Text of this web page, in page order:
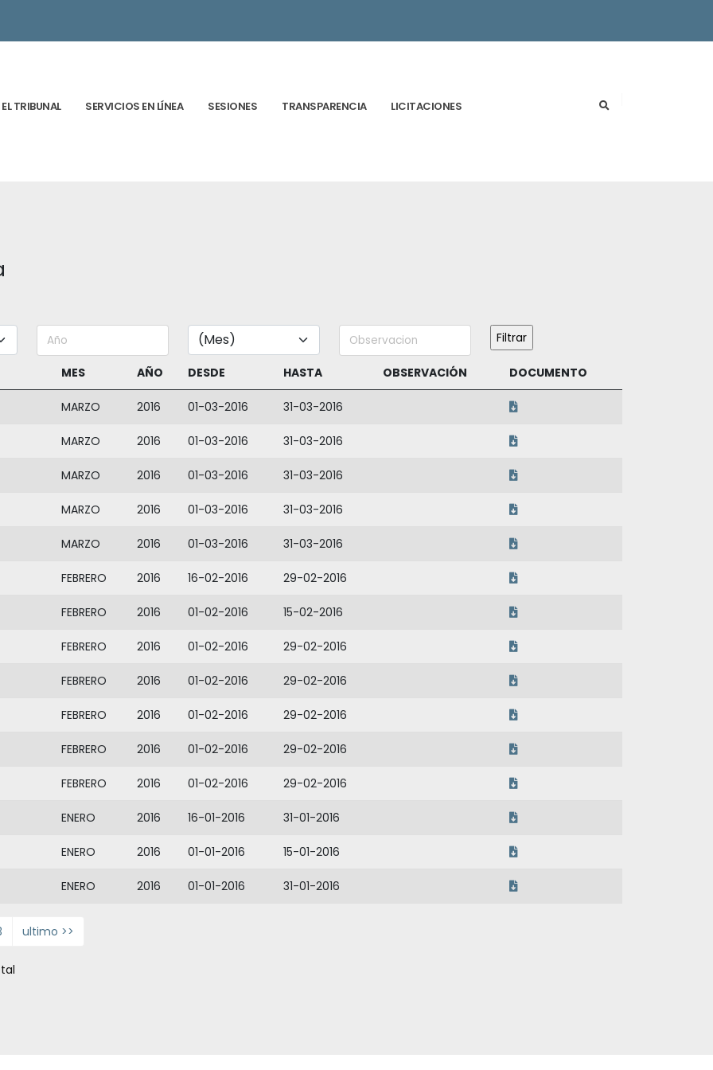
EL TRIBUNAL SERVICIOS EN LÍNEA SESIONES TRANSPARENCIA LICITACIONES
MES AÑO DESDE HASTA OBSERVACIÓN DOCUMENTO
MARZO 2016 01-03-2016 31-03-2016
MARZO 2016 01-03-2016 31-03-2016
MARZO 2016 01-03-2016 31-03-2016
MARZO 2016 01-03-2016 31-03-2016
MARZO 2016 01-03-2016 31-03-2016
FEBRERO 2016 16-02-2016 29-02-2016
FEBRERO 2016 01-02-2016 15-02-2016
FEBRERO 2016 01-02-2016 29-02-2016
FEBRERO 2016 01-02-2016 29-02-2016
FEBRERO 2016 01-02-2016 29-02-2016
FEBRERO 2016 01-02-2016 29-02-2016
FEBRERO 2016 01-02-2016 29-02-2016
ENERO 2016 16-01-2016 31-01-2016
ENERO 2016 01-01-2016 15-01-2016
ENERO 2016 01-01-2016 31-01-2016
ultimo >>